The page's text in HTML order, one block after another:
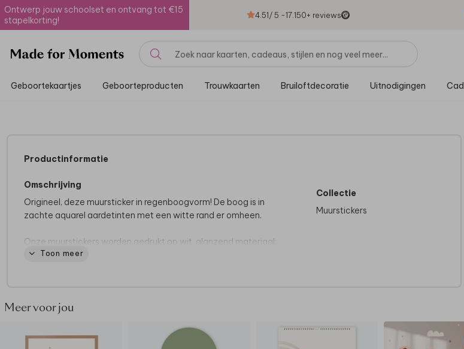
Ontwerp jouw schoolset en ontvang tot €15
stapelkorting!
4.51/ 5 -17.150+ reviews
Geboortekaartjes Geboorteproducten Trouwkaarten Bruiloftdecoratie Uitnodigingen
Productinformatie
Omschrijving
Origineel, deze muursticker in regenboogvorm! De boog is in
zachte aquarel aardetinten met een witte rand er omheen.
Onze muurstickers worden gedrukt op wit, glanzend materiaal:
vinyl. Plak de sticker op een gladde ondergrond, zoals een muur,
Toon meer
Collectie
Muurstickers
Meer voor jou